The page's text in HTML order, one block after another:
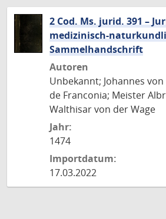
2 Cod. Ms. jurid. 391 –
medizinisch-
Sammelhandschrift
Autoren
Unbekannt; Johannes
de Franconia; Meister
Walthisar von der Wage
Jahr:
1474
Importdatum:
17.03.2022